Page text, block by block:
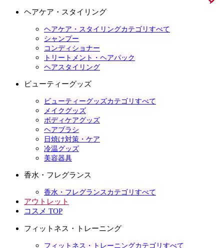
ヘアケア・スタイリング
ヘアケア・スタイリングカテゴリすべて
シャンプー
コンディショナー
トリートメント・ヘアパック
ヘアスタイリング
ビューティーグッズ
ビューティーグッズカテゴリすべて
メイクグッズ
ボディケアグッズ
ヘアブラシ
日焼け対策・ケア
冷温グッズ
美容器具
香水・フレグランス
香水・フレグランスカテゴリすべて
アウトレット
コスメ TOP
フィットネス・トレーニング
フィットネス・トレーニングカテゴリすべて